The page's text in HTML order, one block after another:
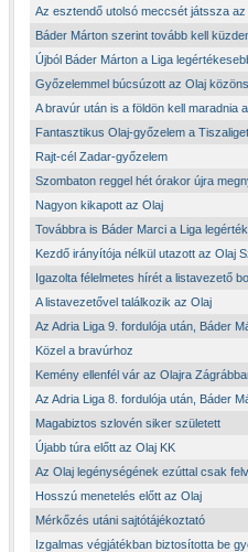
Az esztendő utolsó meccsét játssza az
Báder Márton szerint tovább kell
Újból Báder Márton a Liga
Győzelemmel búcsúzott az Olaj
A bravúr után is a földön kell maradnia
Fantasztikus Olaj-győzelem a
Rajt-cél Zadar-győzelem
Szombaton reggel hét órakor újra
Nagyon kikapott az Olaj
Továbbra is Báder Marci a Liga
Kezdő irányítója nélkül utazott az Olaj
Igazolta félelmetes hírét a listavezető
A listavezetővel találkozik az Olaj
Az Adria Liga 9. fordulója után, Báder
Közel a bravúrhoz
Kemény ellenfél vár az Olajra
Az Adria Liga 8. fordulója után, Báder
Magabiztos szlovén siker született
Újabb túra előtt az Olaj KK
Az Olaj legénységének ezúttal csak
Hosszú menetelés előtt az Olaj
Mérkőzés utáni sajtótájékoztató
Izgalmas végjátékban biztosította be